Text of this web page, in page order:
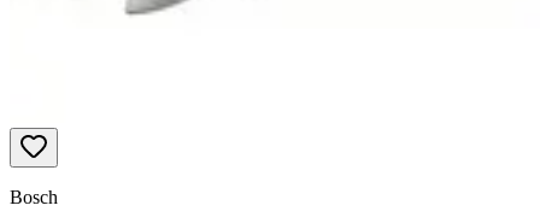
Bosch